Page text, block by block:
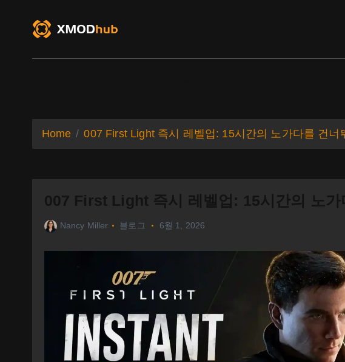
Home 007 First Light 즉시 레벨업: 15시간의 노가다를 건너
007 First Light 즉시 레벨업: 15시간의 노가
Nancy Miller 블로그 6월 1, 2026